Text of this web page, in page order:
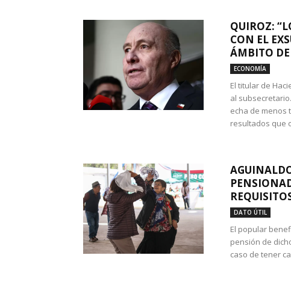
QUIROZ:
CON EL
ÁMBITO
ECONOMÍA
El titular de
al
echa de menos
resultados que
DATO ÚTIL
El popular
pensión de
caso de tener